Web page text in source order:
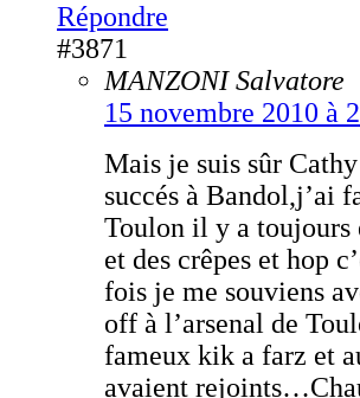
Répondre
#3871
MANZONI Salvatore
15 novembre 2010 à
Mais je suis sûr
succés à Bandol,j’ai
Toulon il y a toujours
et des crêpes et hop
fois je me souviens
off à l’arsenal de
fameux kik a farz et
avaient